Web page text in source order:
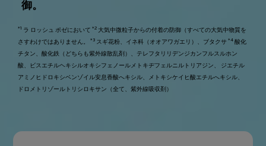
御。
*1 ラ ロッシュ ポゼにおいて *2 大気中微粒子からの付着の防御（すべての大気中物質を
さすわけではありません。
*3 スギ花粉、イネ科（オオアワガエリ）、ブタクサ *4 酸化
チタン、酸化鉄（どちらも紫外線散乱剤）、テレフタリリデンジカンフルスルホン
酸、ビスエチルヘキシルオキシフェノールメトキヂフェルニルトリアジン、 ジエチル
アミノヒドロキシベンゾイル安息香酸へキシル、メトキシケイヒ酸エチルへキシル、
ドロメトリゾールトリシロキサン（全て、紫外線吸収剤）